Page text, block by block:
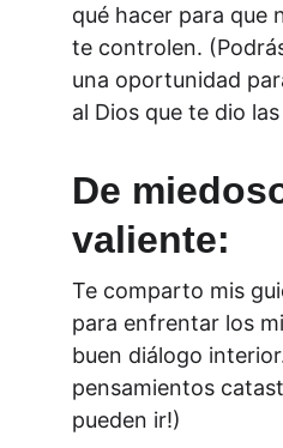
qué hacer para que
te controlen.
una oportunidad
al Dios que te dio
De
valiente:
Te comparto mis
para enfrentar los
buen diálogo
pensamientos
pueden ir!)